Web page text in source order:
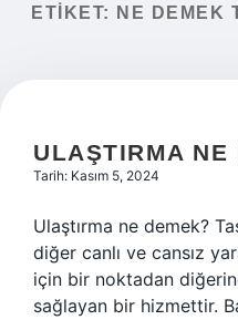
Yasal Uyarı
ETIKET: NE DEMEK
ULAŞTIRMA NE
Tarih: Kasım 5, 2024
Ulaştırma ne demek?
diğer canlı ve cansız
için bir noktadan
sağlayan bir hizmettir.